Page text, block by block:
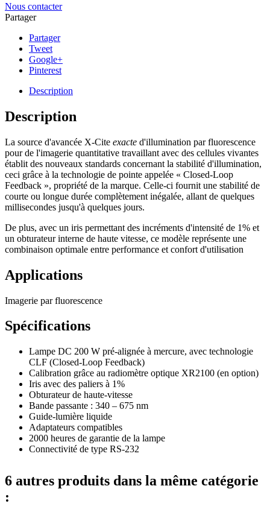
Nous contacter
Partager
Partager
Tweet
Google+
Pinterest
Description
Description
La source d'avancée X-Cite exacte d'illumination par fluorescence
pour de l'imagerie quantitative travaillant avec des cellules vivantes
établit des nouveaux standards concernant la stabilité d'illumination,
ceci grâce à la technologie de pointe appelée « Closed-Loop
Feedback », propriété de la marque. Celle-ci fournit une stabilité de
courte ou longue durée complètement inégalée, allant de quelques
millisecondes jusqu'à quelques jours.
De plus, avec un iris permettant des incréments d'intensité de 1% et
un obturateur interne de haute vitesse, ce modèle représente une
combinaison optimale entre performance et confort d'utilisation
Applications
Imagerie par fluorescence
Spécifications
Lampe DC 200 W pré-alignée à mercure, avec technologie
CLF (Closed-Loop Feedback)
Calibration grâce au radiomètre optique XR2100 (en option)
Iris avec des paliers à 1%
Obturateur de haute-vitesse
Bande passante : 340 – 675 nm
Guide-lumière liquide
Adaptateurs compatibles
2000 heures de garantie de la lampe
Connectivité de type RS-232
6 autres produits dans la même catégorie
: